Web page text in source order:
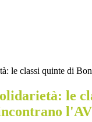
le classi quinte di
le